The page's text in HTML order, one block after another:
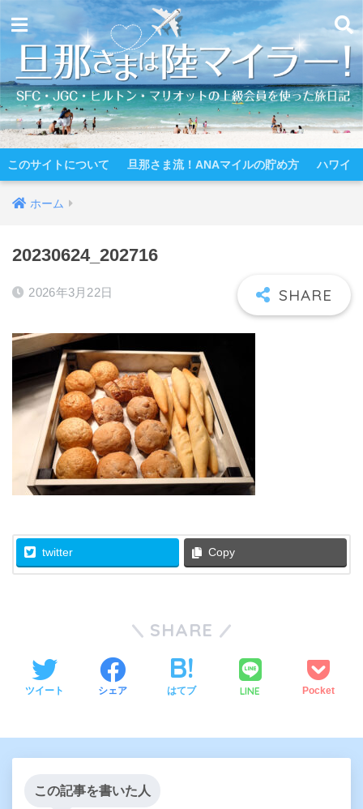
このサイトについて 旦那さま流！ANAマイルの貯め方 ハワイ
ホーム
20230624_202716
2026年3月22日
twitter Copy
SHARE
ツイート シェア はてブ LINE Pocket
この記事を書いた人